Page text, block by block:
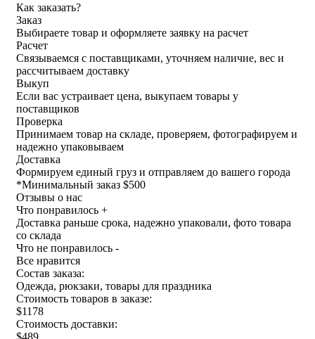
Как заказать?
Заказ
Выбираете товар и оформляете заявку на расчет
Расчет
Связываемся с поставщиками, уточняем наличие, вес и
рассчитываем доставку
Выкуп
Если вас устраивает цена, выкупаем товары у
поставщиков
Проверка
Принимаем товар на складе, проверяем, фотографируем и
надежно упаковываем
Доставка
Формируем единый груз и отправляем до вашего города
*Минимальный заказ $500
Отзывы о нас
Что понравилось +
Доставка раньше срока, надежно упаковали, фото товара
со склада
Что не понравилось -
Все нравится
Состав заказа:
Одежда, рюкзаки, товары для праздника
Стоимость товаров в заказе:
$1178
Стоимость доставки:
$489